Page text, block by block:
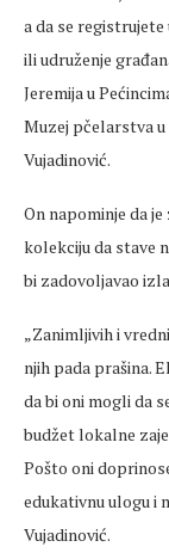
a da se
ili udruženje
Jeremija u
Muzej pčelarstva u
Vujadinović.
On napominje da
kolekciju da stave
bi zadovoljavao
„Zanimljivih i
njih pada prašina.
da bi oni mogli da
budžet lokalne
Pošto oni
edukativnu ulogu i
Vujadinović.